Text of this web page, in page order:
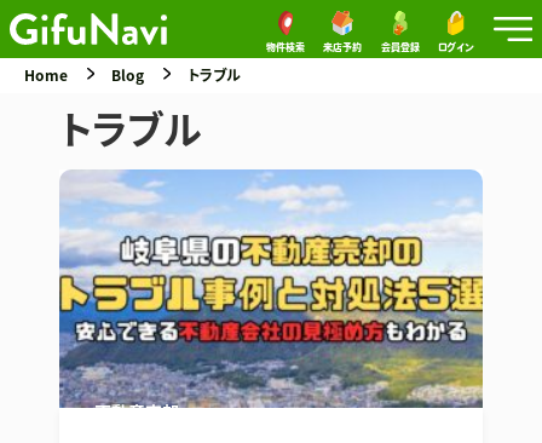
物件検索 来店予約 会員登録 ログイン
Home Blog トラブル
トラブル
不動産売却